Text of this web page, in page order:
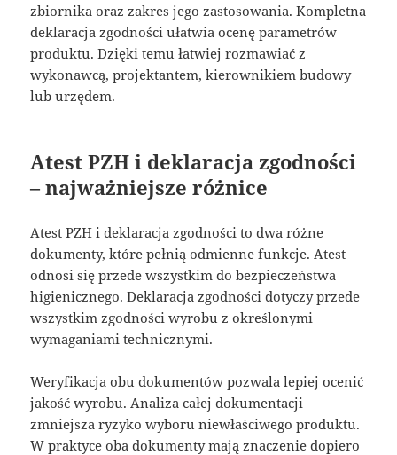
zbiornika oraz zakres jego zastosowania. Kompletna
deklaracja zgodności ułatwia ocenę parametrów
produktu. Dzięki temu łatwiej rozmawiać z
wykonawcą, projektantem, kierownikiem budowy
lub urzędem.
Atest PZH i deklaracja zgodności
– najważniejsze różnice
Atest PZH i deklaracja zgodności to dwa różne
dokumenty, które pełnią odmienne funkcje. Atest
odnosi się przede wszystkim do bezpieczeństwa
higienicznego. Deklaracja zgodności dotyczy przede
wszystkim zgodności wyrobu z określonymi
wymaganiami technicznymi.
Weryfikacja obu dokumentów pozwala lepiej ocenić
jakość wyrobu. Analiza całej dokumentacji
zmniejsza ryzyko wyboru niewłaściwego produktu.
W praktyce oba dokumenty mają znaczenie dopiero